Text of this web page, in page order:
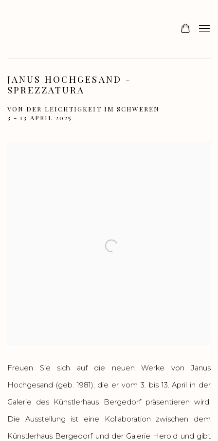
JANUS HOCHGESAND -
SPREZZATURA
VON DER LEICHTIGKEIT IM SCHWEREN
3 - 13 APRIL 2025
Freuen Sie sich auf die neuen Werke von Janus
Hochgesand (geb. 1981), die er vom 3. bis 13. April in der
Galerie des Künstlerhaus Bergedorf präsentieren wird.
Die Ausstellung ist eine Kollaboration zwischen dem
Künstlerhaus Bergedorf und der Galerie Herold und gibt